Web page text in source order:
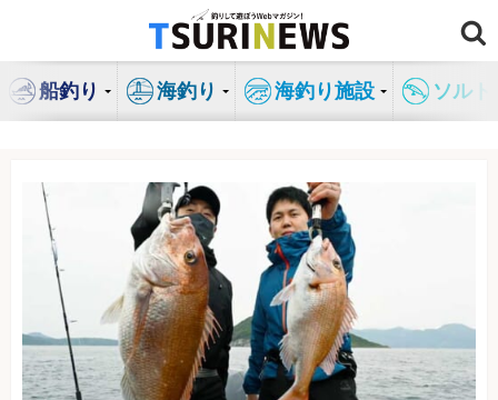
ン
船釣り 海釣り 海釣り施設 ソル